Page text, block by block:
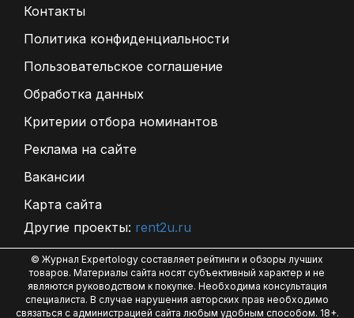
Контакты
Политика конфиденциальности
Пользовательское соглашение
Обработка данных
Критерии отбора номинантов
Реклама на сайте
Вакансии
Карта сайта
Другие проекты: rent2u.ru
© Журнал Expertology составляет рейтинги и обзоры лучших
товаров. Материалы сайта носят субъективный характер и не
являются руководством к покупке. Необходима консультация
специалиста. В случае нарушения авторских прав необходимо
связаться с администрацией сайта любым удобным способом. 18+.